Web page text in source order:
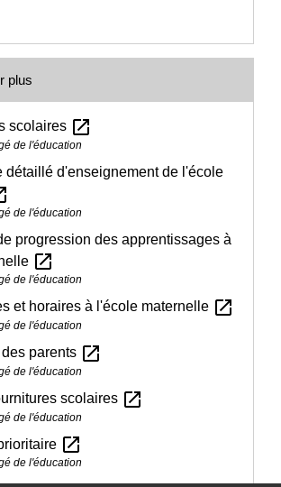
plus
scolaires open_in_new
de l'éducation
détaillé d'enseignement de l'école
de l'éducation
progression des apprentissages à
open_in_new
de l'éducation
et horaires à l'école maternelle open_in_new
de l'éducation
parents open_in_new
de l'éducation
scolaires open_in_new
de l'éducation
open_in_new
de l'éducation